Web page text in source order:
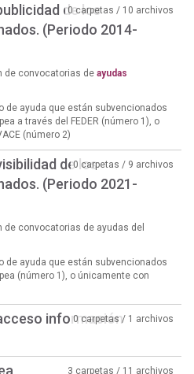
de los
(Periodo 2014-
0 carpetas / 10 archivos
de convocatorias de ayudas
de ayuda que están subvencionados
a través del FEDER (número 1), o
(número 2)
de los
(Periodo 2021-
0 carpetas / 9 archivos
convocatorias de ayudas del
de ayuda que están subvencionados
(número 1), o únicamente con
información
0 carpetas / 1 archivos
3 carpetas / 11 archivos